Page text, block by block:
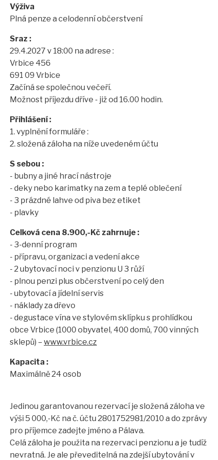
Výživa
Plná penze a celodenní občerstvení
Sraz :
29.4.2027 v 18:00 na adrese :
Vrbice 456
691 09 Vrbice
Začíná se společnou večeří.
Možnost příjezdu dříve - již od 16.00 hodin.
Přihlášení :
1. vyplnění formuláře :
2. složená záloha na níže uvedeném účtu
S sebou :
- bubny a jiné hrací nástroje
- deky nebo karimatky na zem a teplé oblečení
- 3 prázdné lahve od piva bez etiket
- plavky
Celková cena 8.900,-Kč zahrnuje :
- 3-denní program
- přípravu, organizaci a vedení akce
- 2 ubytovací noci v penzionu U 3 růží
- plnou penzi plus občerstvení po celý den
- ubytovací a jídelní servis
- náklady za dřevo
- degustace vína ve stylovém sklípku s prohlídkou
obce Vrbice (1000 obyvatel, 400 domů, 700 vinných
sklepů) – www.vrbice.cz
Kapacita :
Maximálně 24 osob
Jedinou garantovanou rezervací je složená záloha ve
výši 5 000,-Kč na č. účtu 2801752981/2010 a do zprávy
pro příjemce zadejte jméno a Pálava.
Celá záloha je použita na rezervaci penzionu a je tudíž
nevratná. Je ale převeditelná na zdejší ubytování v